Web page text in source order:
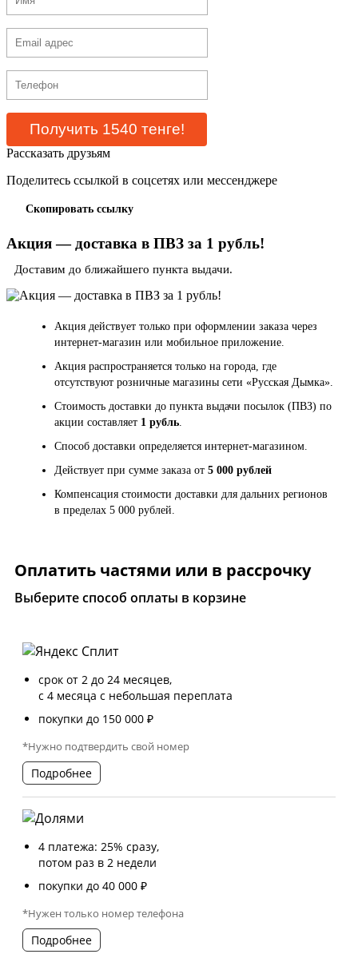
Рассказать друзьям
Поделитесь ссылкой в соцсетях или мессенджере
Скопировать ссылку
Акция — доставка в ПВЗ за 1 рубль!
Доставим до ближайшего пункта выдачи.
Акция действует только при оформлении заказа через
интернет-магазин или мобильное приложение.
Акция распространяется только на города, где
отсутствуют розничные магазины сети «Русская Дымка».
Стоимость доставки до пункта выдачи посылок (ПВЗ) по
акции составляет 1 рубль
Способ доставки определяется интернет-магазином.
Действует при сумме заказа от 5 000 рублей
Компенсация стоимости доставки для дальних регионов
в пределах 5 000 рублей.
Оплатить частями или в рассрочку
Выберите способ оплаты в корзине
срок от 2 до 24 месяцев,
с 4 месяца с небольшая переплата
покупки до 150 000 ₽
*Нужно подтвердить свой номер
Подробнее
4 платежа: 25% сразу,
потом раз в 2 недели
покупки до 40 000 ₽
*Нужен только номер телефона
Подробнее